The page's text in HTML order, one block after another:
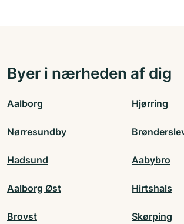
Byer i nærheden af dig
Aalborg Hjørring
Nørresundby
Hadsund Aabybro
Aalborg Øst Hirtshals
Brovst Skørping